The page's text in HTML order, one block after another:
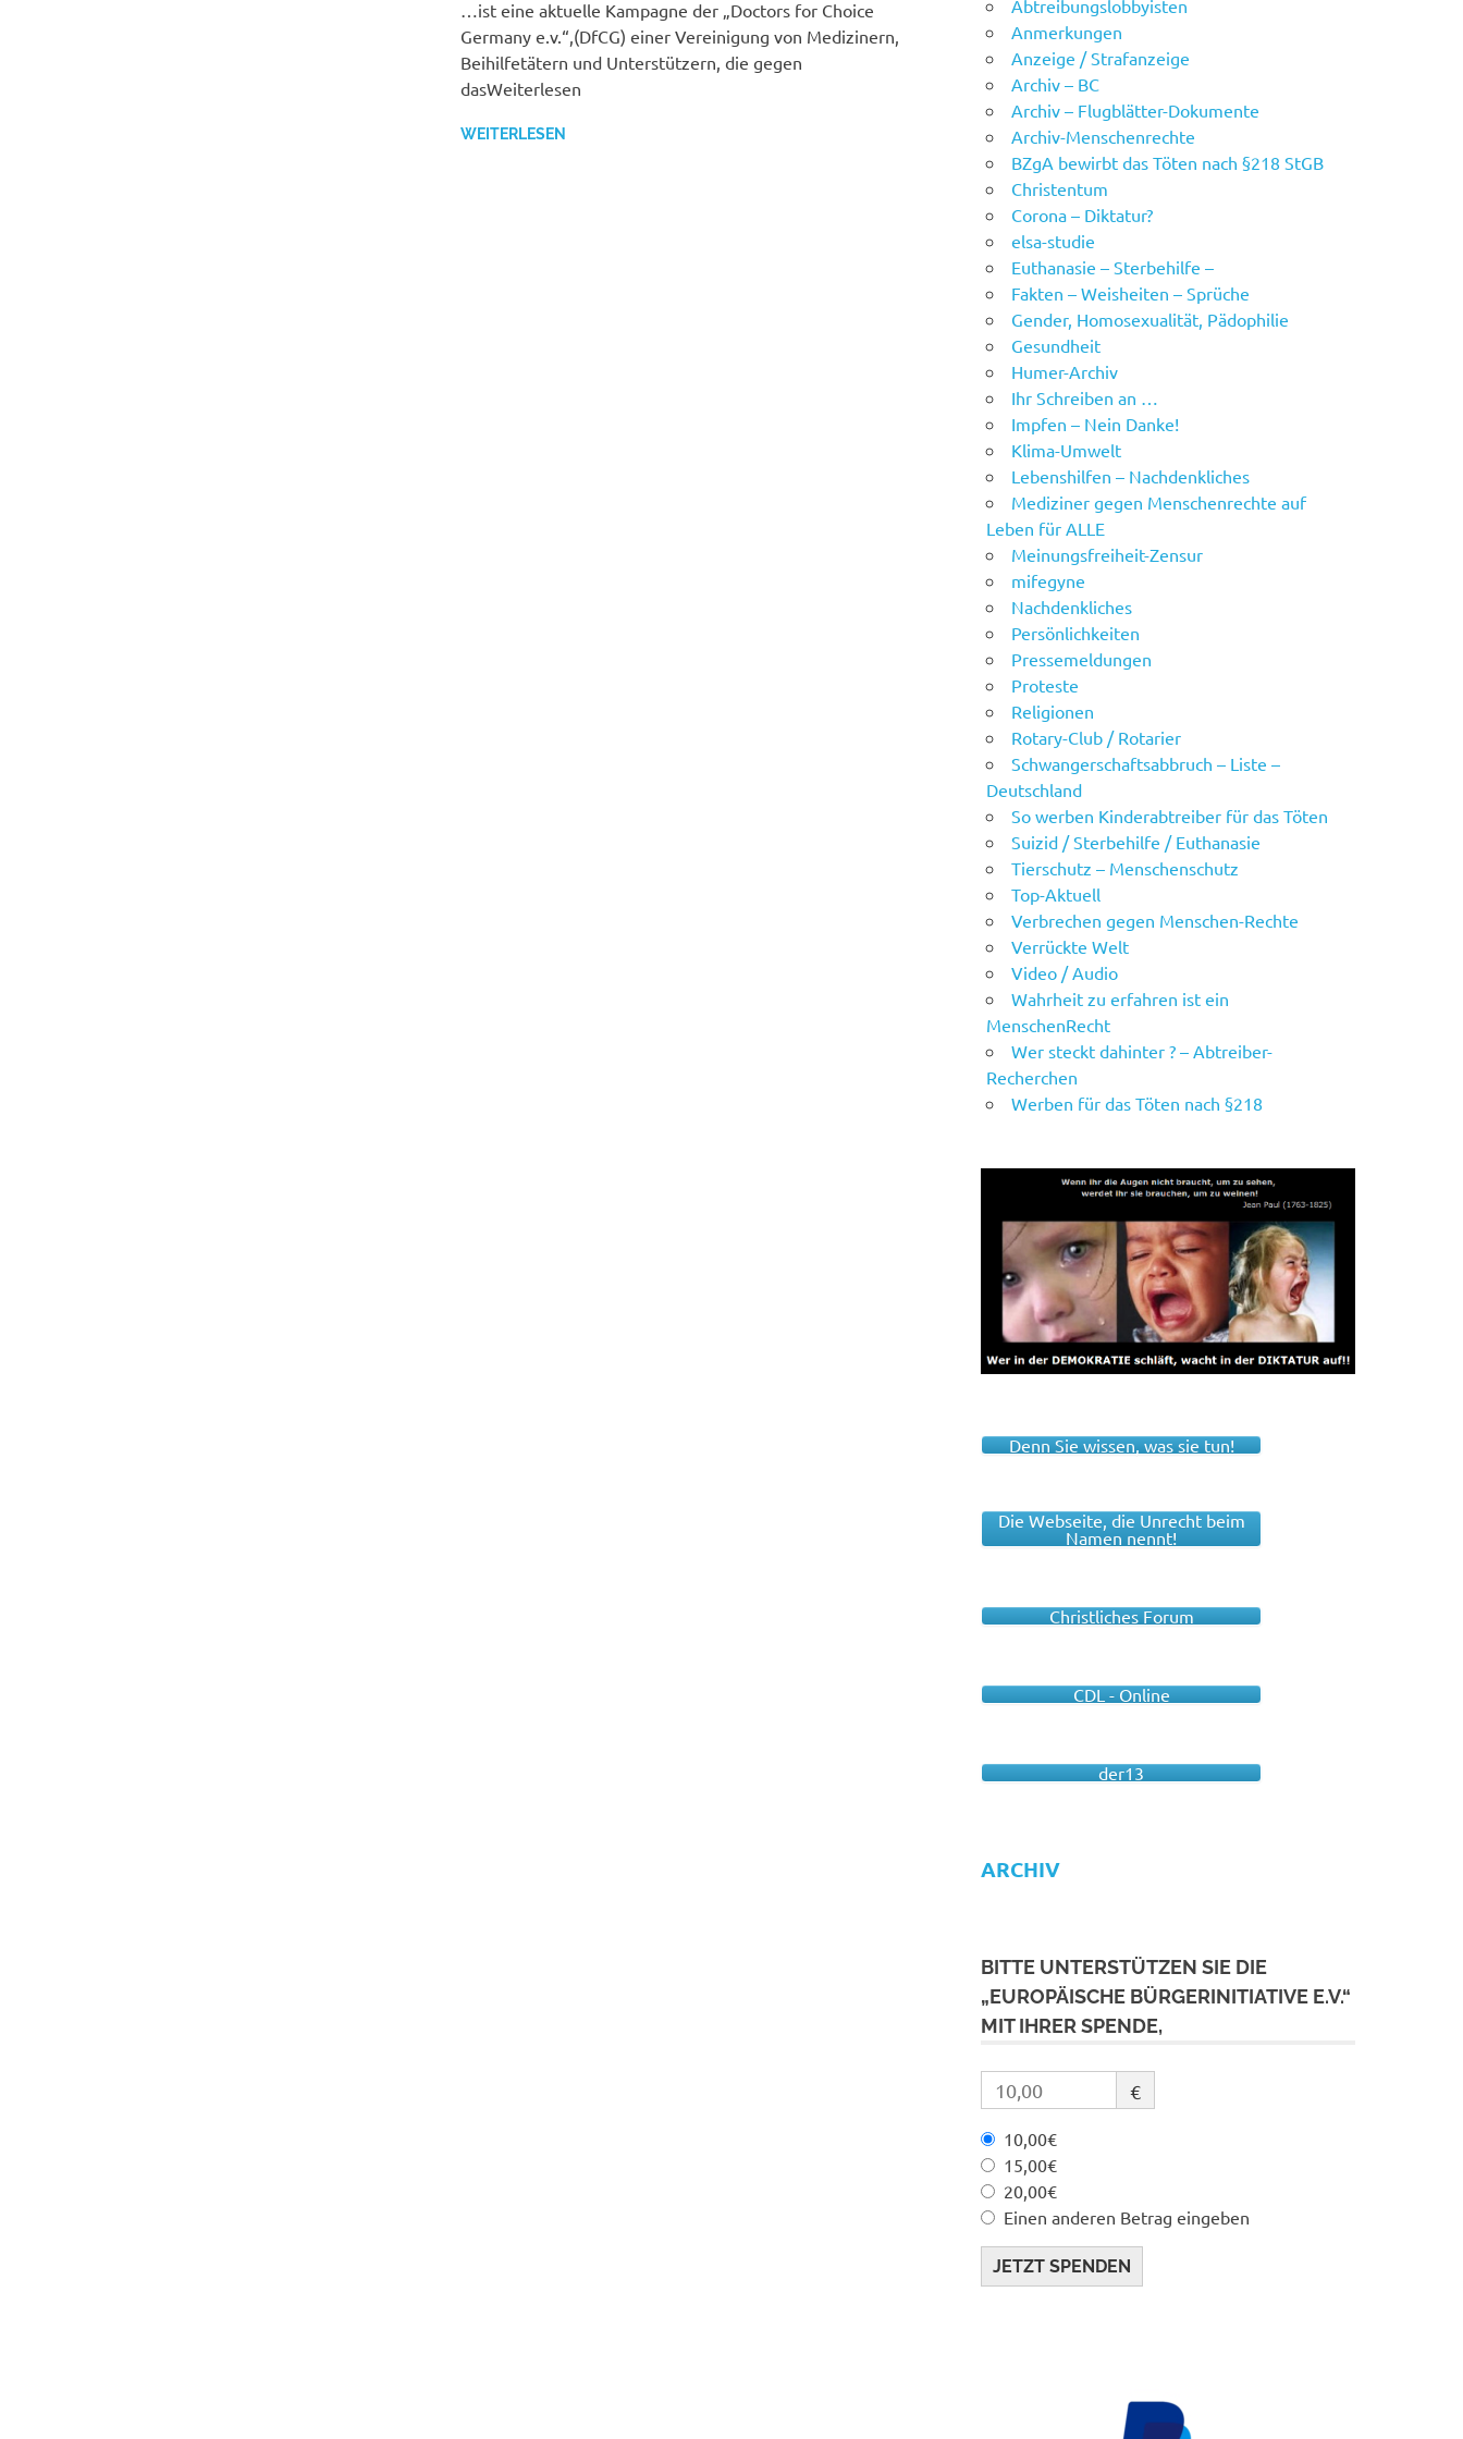
…ist eine aktuelle Kampagne der „Doctors for Choice
Germany e.v.“,(DfCG) einer Vereinigung von Medizinern,
Beihilfetätern und Unterstützern, die gegen
dasWeiterlesen
WEITERLESEN
Abtreibungslobbyisten
Anmerkungen
Anzeige / Strafanzeige
Archiv – BC
Archiv – Flugblätter-Dokumente
Archiv-Menschenrechte
BZgA bewirbt das Töten nach §218 StGB
Christentum
Corona – Diktatur?
elsa-studie
Euthanasie – Sterbehilfe –
Fakten – Weisheiten – Sprüche
Gender, Homosexualität, Pädophilie
Gesundheit
Humer-Archiv
Ihr Schreiben an …
Impfen – Nein Danke!
Klima-Umwelt
Lebenshilfen – Nachdenkliches
Mediziner gegen Menschenrechte auf
Leben für ALLE
Meinungsfreiheit-Zensur
mifegyne
Nachdenkliches
Persönlichkeiten
Pressemeldungen
Proteste
Religionen
Rotary-Club / Rotarier
Schwangerschaftsabbruch – Liste –
Deutschland
So werben Kinderabtreiber für das Töten
Suizid / Sterbehilfe / Euthanasie
Tierschutz – Menschenschutz
Top-Aktuell
Verbrechen gegen Menschen-Rechte
Verrückte Welt
Video / Audio
Wahrheit zu erfahren ist ein
MenschenRecht
Wer steckt dahinter ? – Abtreiber-
Recherchen
Werben für das Töten nach §218
Denn Sie wissen, was sie tun!
Die Webseite, die Unrecht beim
Namen nennt!
Christliches Forum
CDL - Online
der13
ARCHIV
BITTE UNTERSTÜTZEN SIE DIE
„EUROPÄISCHE BÜRGERINITIATIVE E.V.“
MIT IHRER SPENDE,
€
10,00€
15,00€
20,00€
Einen anderen Betrag eingeben
JETZT SPENDEN